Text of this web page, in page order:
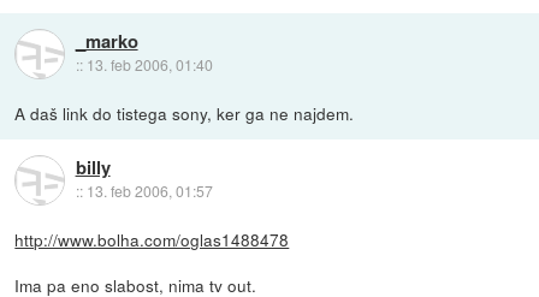
_marko
:: 13. feb 2006, 01:40
A daš link do tistega sony, ker ga ne najdem.
billy
:: 13. feb 2006, 01:57
http://www.bolha.com/oglas1488478
Ima pa eno slabost, nima tv out.